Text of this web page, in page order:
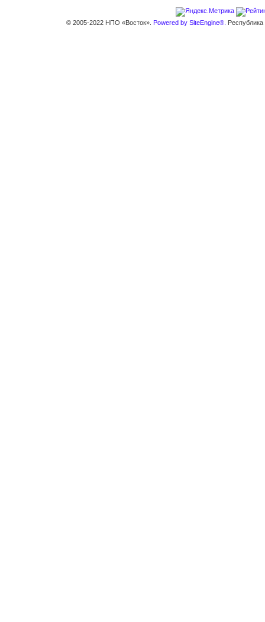
© 2005-2022 НПО «Восток». Powered by SiteEngine®.